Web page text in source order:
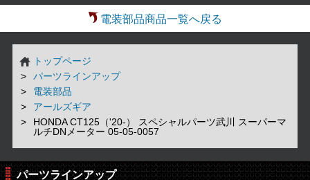
電装部品商品一覧へ戻る
トップページ
パーツラインアップ
電装部品
アールズギア
HONDA CT125（'20-） スペシャルパーツ武川 スーパーマ
ルチDNメーター 05-05-0057
パーツラインアップ